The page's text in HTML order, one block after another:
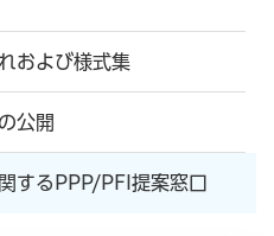
および様式集
公開
するPPP/PFI提案窓口